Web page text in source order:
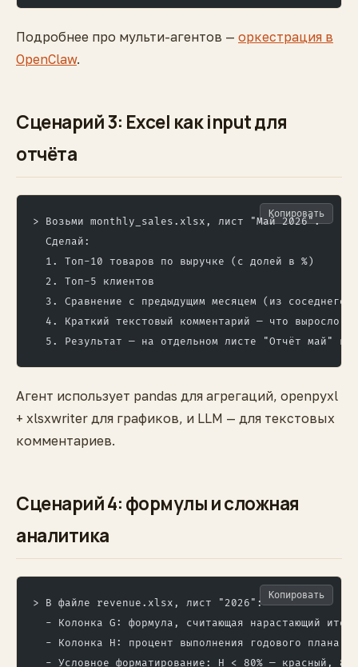
Подробнее про мульти-агентов — оркестрация в
OpenClaw.
Сценарий 3: Excel как input для
отчёта
> Возьми monthly_sales.xlsx, лист "Май 2026".
  Сделай:
  1. Топ-10 товаров по выручке (с долей в %)
  2. Топ-5 клиентов
3. Сравнение с предыдущим месяцем (из соседнего
4. Краткий текстовый комментарий — что выросло,
5. Результат — на отдельном листе "Отчёт май" в
Копировать
Агент использует pandas для агрегаций, openpyxl
+ xlsxwriter для графиков, и LLM — для текстовых
комментариев.
Сценарий 4: формулы и сложная
аналитика
> В файле revenue.xlsx, лист "2026":
- Колонка G: формула, считающая нарастающий итог
- Колонка H: процент выполнения годового плана
- Условное форматирование: H < 80% — красный,
Копировать